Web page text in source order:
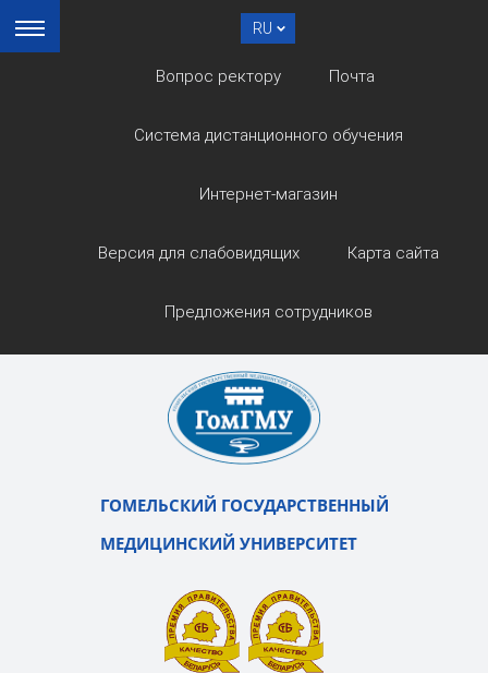
RU
Вопрос ректору Почта
Система дистанционного обучения
Интернет-магазин
Версия для слабовидящих Карта сайта
Предложения сотрудников
ГОМЕЛЬСКИЙ ГОСУДАРСТВЕННЫЙ
МЕДИЦИНСКИЙ УНИВЕРСИТЕТ